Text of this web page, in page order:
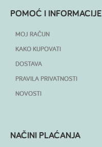
POMOĆ I INFORMACIJE
MOJ RAČUN
KAKO KUPOVATI
DOSTAVA
PRAVILA PRIVATNOSTI
NOVOSTI
NAČINI PLAĆANJA